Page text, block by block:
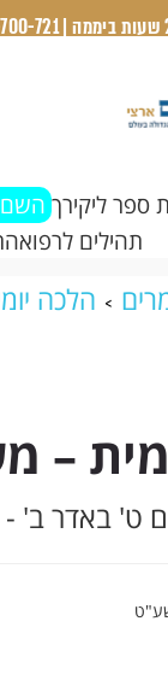
ספר ליקירך השם
תהילים לרפואה
הלכה
–
ט' באדר ב'